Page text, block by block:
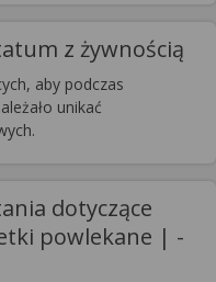
z żywnością
aby podczas
unikać
dotyczące
powlekane | -